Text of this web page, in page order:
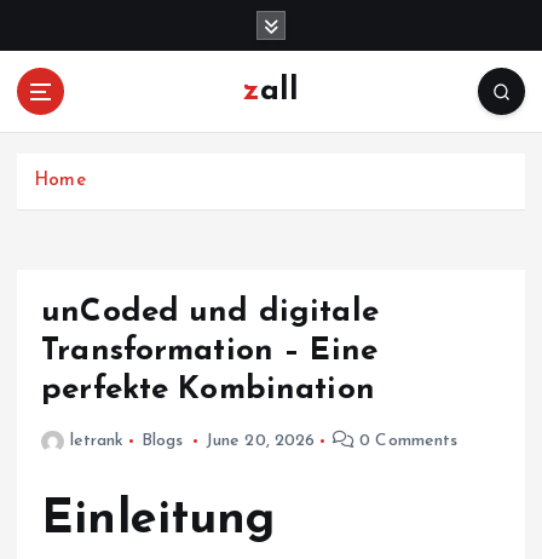
zall
Home
unCoded und digitale
Transformation – Eine
perfekte Kombination
letrank Blogs June 20, 2026 0 Comments
Einleitung